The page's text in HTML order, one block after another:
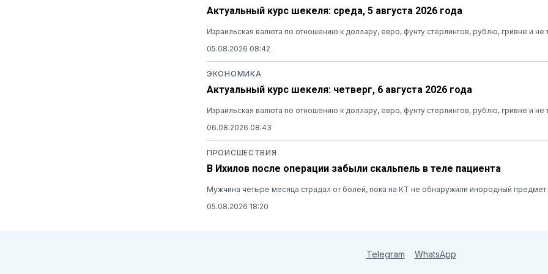
Актуальный курс шекеля: среда, 5 августа 2026 года
Израильская валюта по отношению к доллару, евро, фунту стерлингов, рублю, гривне и не
05.08.2026 08:42
ЭКОНОМИКА
Актуальный курс шекеля: четверг, 6 августа 2026 года
Израильская валюта по отношению к доллару, евро, фунту стерлингов, рублю, гривне и не
06.08.2026 08:43
ПРОИСШЕСТВИЯ
В Ихилов после операции забыли скальпель в теле пациента
Мужчина четыре месяца страдал от болей, пока на КТ не обнаружили инородный предмет
05.08.2026 18:20
Telegram WhatsApp